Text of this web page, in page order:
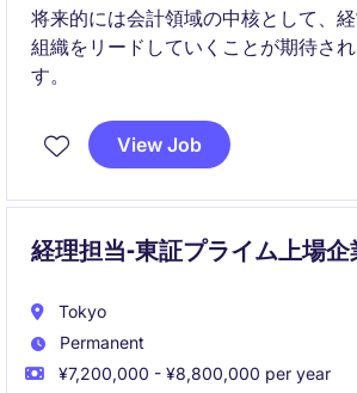
将来的には会計領域の中核として、
組織をリードしていくことが期待さ
す。
View Job
経理担当-東証プライム上場企
Tokyo
Permanent
¥7,200,000 - ¥8,800,000 per year